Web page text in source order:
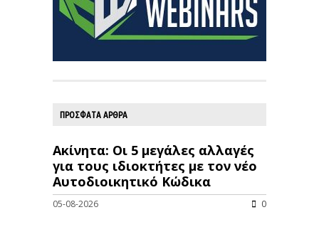
ΠΡΟΣΦΑΤΑ ΑΡΘΡΑ
Ακίνητα: Οι 5 μεγάλες αλλαγές
για τους ιδιοκτήτες με τον νέο
Αυτοδιοικητικό Κώδικα
05-08-2026 0